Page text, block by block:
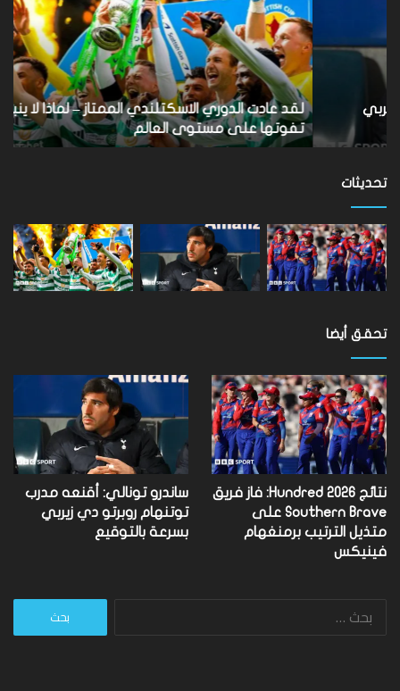
الممتاز
–
لماذا
لا
ينبغي
تفوتها
مستوى
العالم
لقد عادت الدوري الاسكتلندي الممتاز – لماذا لا ينبغي أن
تفوتها على مستوى العالم
تحديثات
تحقق أيضا
نتائج Hundred 2026: فاز فريق
Southern Brave على
متذيل الترتيب برمنغهام
فينيكس
ساندرو تونالي: أقنعه مدرب
توتنهام روبرتو دي زيربي
بسرعة بالتوقيع
البحث